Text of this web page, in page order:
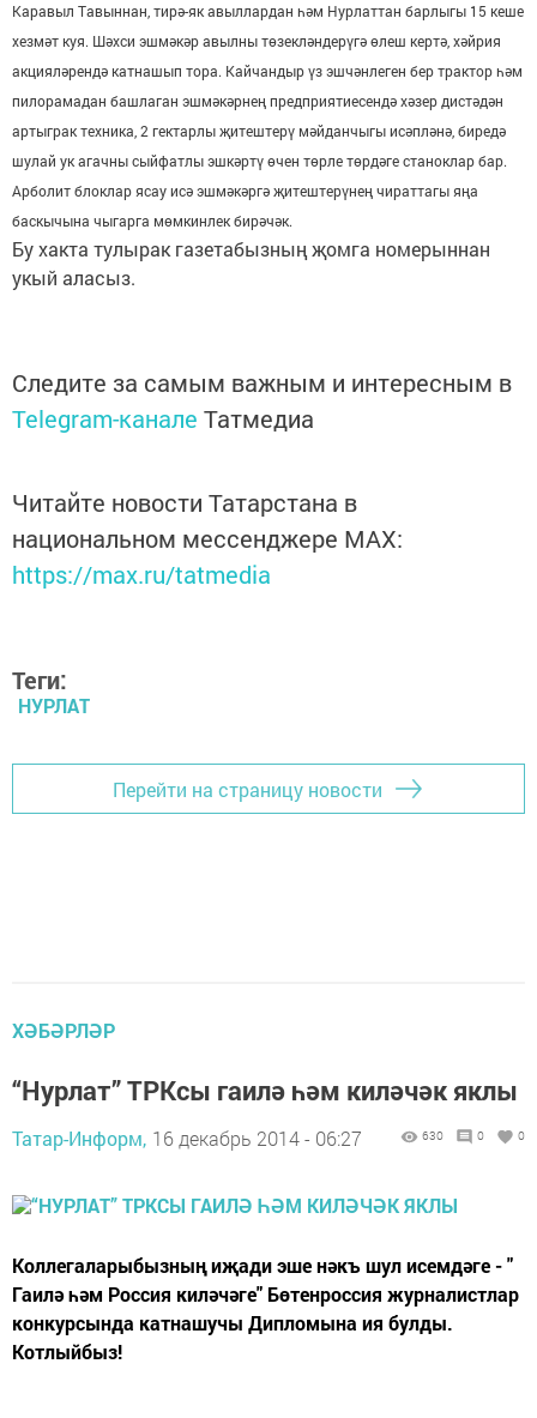
Каравыл Тавыннан, тирә-як авыллардан һәм Нурлаттан барлыгы 15 кеше
хезмәт куя. Шәхси эшмәкәр авылны төзекләндерүгә өлеш кертә, хәйрия
акцияләрендә катнашып тора. Кайчандыр үз эшчәнлеген бер трактор һәм
пилорамадан башлаган эшмәкәрнең предприятиесендә хәзер дистәдән
артыграк техника, 2 гектарлы җитештерү мәйданчыгы исәпләнә, биредә
шулай ук агачны сыйфатлы эшкәртү өчен төрле төрдәге станоклар бар.
Арболит блоклар ясау исә эшмәкәргә җитештерүнең чираттагы яңа
баскычына чыгарга мөмкинлек бирәчәк.
Бу хакта тулырак газетабызның җомга номерыннан
укый аласыз.
Следите за самым важным и интересным в
Telegram-канале Татмедиа
Читайте новости Татарстана в
национальном мессенджере MАХ:
https://max.ru/tatmedia
Теги:
НУРЛАТ
Перейти на страницу новости
ХӘБӘРЛӘР
“Нурлат” ТРКсы гаилә һәм киләчәк яклы
Татар-Информ, 16 декабрь 2014 - 06:27 630 0 0
Коллегаларыбызның иҗади эше нәкъ шул исемдәге - "
Гаилә һәм Россия киләчәге" Бөтенроссия журналистлар
конкурсында катнашучы Дипломына ия булды.
Котлыйбыз!